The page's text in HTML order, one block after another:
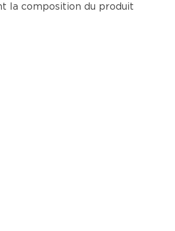
la composition du produit